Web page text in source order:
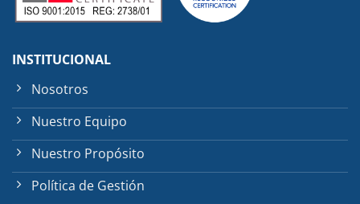
INSTITUCIONAL
Nosotros
Nuestro Equipo
Nuestro Propósito
Política de Gestión